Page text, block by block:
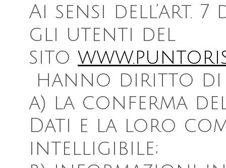
Ai sensi dell’art. 7
gli utenti del
sito
hanno diritto di
a) la conferma
Dati e la loro
intelligibile;